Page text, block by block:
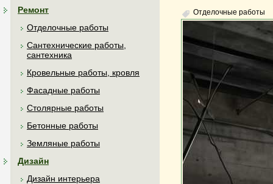
Ремонт
Отделочные работы
Сантехнические работы,
сантехника
Кровельные работы, кровля
Фасадные работы
Столярные работы
Бетонные работы
Земляные работы
Дизайн
Дизайн интерьера
Отделочные работы